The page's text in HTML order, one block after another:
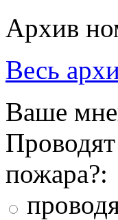
Архив
Весь
Ваше
пожара?: